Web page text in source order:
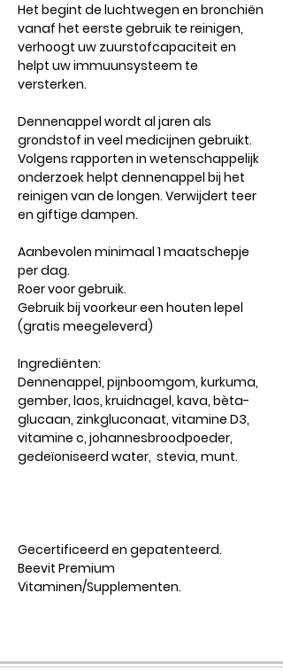
Het begint de luchtwegen en bronchiën
vanaf het eerste gebruik te reinigen,
verhoogt uw zuurstofcapaciteit en
helpt uw immuunsysteem te
versterken.
Dennenappel wordt al jaren als
grondstof in veel medicijnen gebruikt.
Volgens rapporten in wetenschappelijk
onderzoek helpt dennenappel bij het
reinigen van de longen. Verwijdert teer
en giftige dampen.
Aanbevolen minimaal 1 maatschepje
per dag.
Roer voor gebruik.
Gebruik bij voorkeur een houten lepel
(gratis meegeleverd)
Ingrediënten:
Dennenappel, pijnboomgom, kurkuma,
gember, laos, kruidnagel, kava, bèta-
glucaan, zinkgluconaat, vitamine D3,
vitamine c, johannesbroodpoeder,
gedeïoniseerd water, stevia, munt.
Gecertificeerd en gepatenteerd.
Beevit Premium
Vitaminen/Supplementen.